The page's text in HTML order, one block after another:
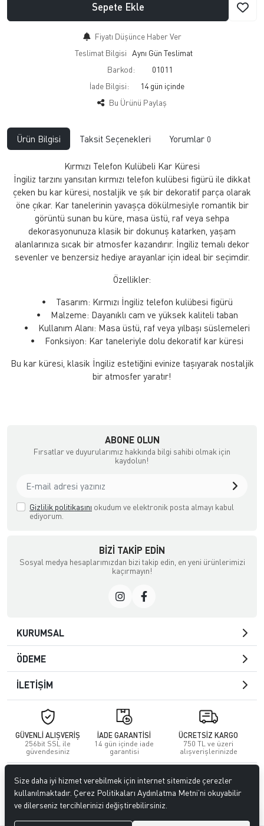
Sepete Ekle
Fiyatı Düşünce Haber Ver
Teslimat Bilgisi Aynı Gün Teslimat
Barkod:
01011
İade Bilgisi:
Bu Ürünü Paylaş
Ürün Bilgisi Taksit Seçenekleri Yorumlar 0
Kırmızı Telefon Kulübeli Kar Küresi
İngiliz tarzını yansıtan kırmızı telefon kulübesi figürü ile dikkat
çeken bu kar küresi, nostaljik ve şık bir dekoratif parça olarak
öne çıkar. Kar tanelerinin yavaşça dökülmesiyle romantik bir
görüntü sunan bu küre, masa üstü, raf veya sehpa
dekorasyonunuza klasik bir dokunuş katarken, yaşam
alanlarınıza sıcak bir atmosfer kazandırır. İngiliz temalı dekor
sevenler ve benzersiz hediye arayanlar için ideal bir seçimdir.
Özellikler:
• Tasarım: Kırmızı İngiliz telefon kulübesi figürü
• Malzeme: Dayanıklı cam ve yüksek kaliteli taban
• Kullanım Alanı: Masa üstü, raf veya yılbaşı süslemeleri
• Fonksiyon: Kar taneleriyle dolu dekoratif kar küresi
Bu kar küresi, klasik İngiliz estetiğini evinize taşıyarak nostaljik
bir atmosfer yaratır!
ABONE OLUN
Fırsatlar ve duyurularımız hakkında bilgi sahibi olmak için
kaydolun!
Gizlilik politikasını okudum ve elektronik posta almayı kabul
ediyorum.
BIZI TAKIP EDIN
Sosyal medya hesaplarımızdan bizi takip edin, en yeni ürünlerimizi
kaçırmayın!
KURUMSAL
ÖDEME
İLETİŞİM
GÜVENLİ ALIŞVERİŞ
256bit SSL ile
güvendesiniz
İADE GARANTİSİ
14 gün içinde iade
garantisi
ÜCRETSİZ KARGO
750 TL ve üzeri
alışverişlerinizde
ŞİRKETİ. Tüm hakları saklıdır.
Size daha iyi hizmet verebilmek için internet sitemizde çerezler
kullanılmaktadır. Çerez Politikaları Aydınlatma Metni’ni okuyabilir
ve dilerseniz tercihlerinizi değiştirebilirsiniz.